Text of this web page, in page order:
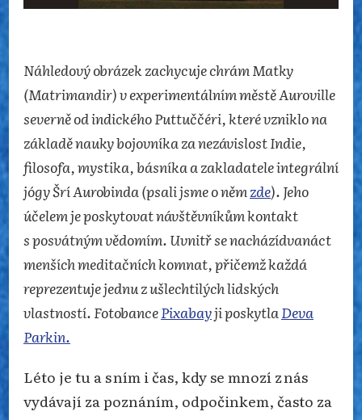
Náhledový obrázek zachycuje chrám Matky
(Matrimandir) v experimentálním městě Auroville
severně od indického Puttuččéri, které vzniklo na
základě nauky bojovníka za nezávislost Indie,
filosofa, mystika, básníka a zakladatele integrální
jógy Šrí Aurobinda (psali jsme o němzde). Jeho
účelem je poskytovat návštěvníkům kontakt
s posvátným vědomím. Uvnitř se nacházídvanáct
menších meditačních komnat, přičemž každá
reprezentuje jednu z ušlechtilých lidských
vlastností. FotobancePixabayji poskytlaDeva
Parkin.
Léto je tu a s ním i čas, kdy se mnozí z nás
vydávají za poznáním, odpočinkem, často za